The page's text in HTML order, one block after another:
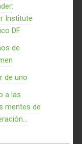
Institute
DF
de
de uno
a las
mentes de